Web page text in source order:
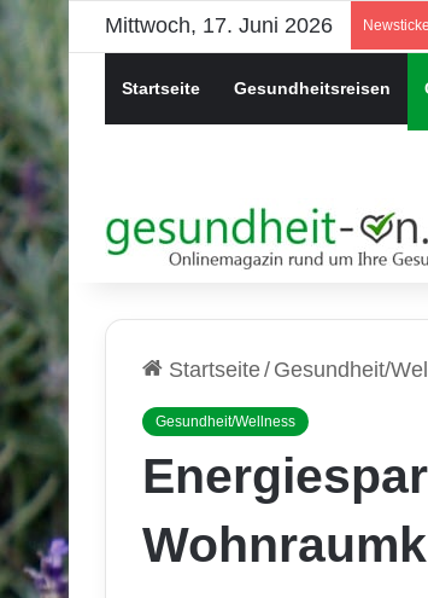
Mittwoch, 17. Juni 2026
Startseite Gesundheitsreisen
Startseite/ Gesundheit/
Gesundheit/Wellness